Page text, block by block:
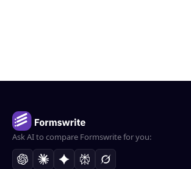
Ask AI to compare Formswrite for you: